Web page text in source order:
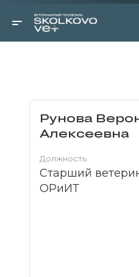
Рунова
Алексеевна
Должность
Старший
ОРиИТ